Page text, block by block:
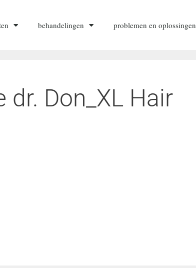
behandelingen problemen en oplossingen
dr. Don_XL Hair